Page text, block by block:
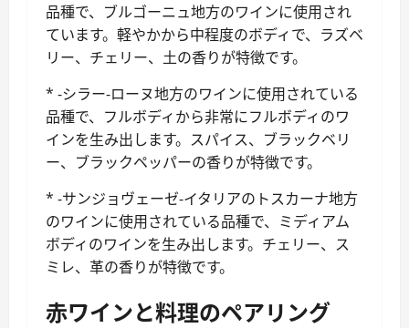
品種で、ブルゴーニュ地方のワインに使用され
ています。軽やかから中程度のボディで、ラズベ
リー、チェリー、土の香りが特徴です。
* -シラー-ローヌ地方のワインに使用されている
品種で、フルボディから非常にフルボディのワ
インを生み出します。スパイス、ブラックベリ
ー、ブラックペッパーの香りが特徴です。
* -サンジョヴェーゼ-イタリアのトスカーナ地方
のワインに使用されている品種で、ミディアム
ボディのワインを生み出します。チェリー、ス
ミレ、革の香りが特徴です。
赤ワインと料理のペアリング